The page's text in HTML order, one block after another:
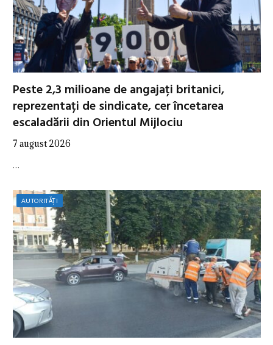
Peste 2,3 milioane de angajați britanici,
reprezentați de sindicate, cer încetarea
escaladării din Orientul Mijlociu
7 august 2026
…
AUTORITĂȚI